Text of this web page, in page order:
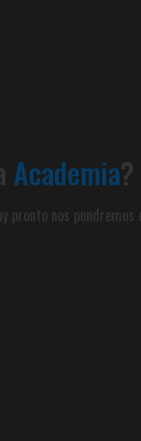
Academia
pronto nos